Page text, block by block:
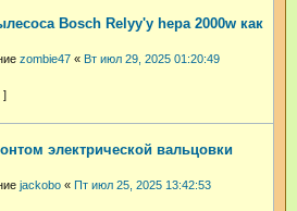
Bosch Relyy'y hepa 2000w как
zombie47 « Вт июл 29, 2025 01:20:49
электрической вальцовки
jackobo « Пт июл 25, 2025 13:42:53